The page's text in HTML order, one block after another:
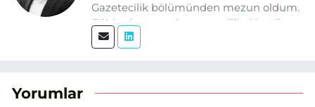
Gazetecilik bölümünden mezun oldum.
Eğitim hayatım boyunca dijital içerik
üretimi ve arama motoru
Yorumlar